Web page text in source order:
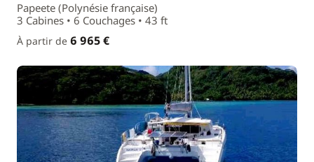
Papeete (Polynésie française)
3 Cabines • 6 Couchages • 43 ft
À partir de 6 965 €